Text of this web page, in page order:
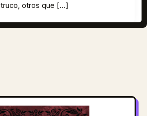
otros que […]